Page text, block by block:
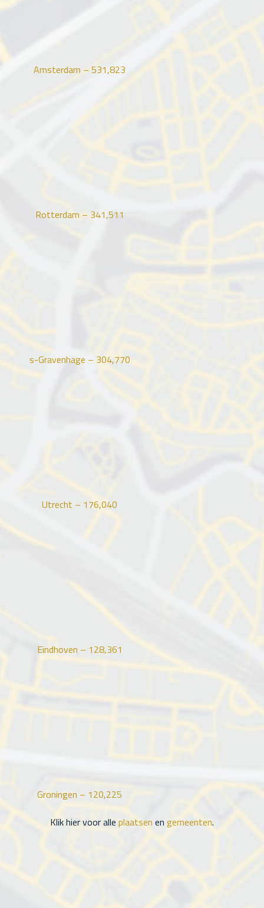
Amsterdam – 531,823
Rotterdam – 341,511
s-Gravenhage – 304,770
Utrecht – 176,040
Eindhoven – 128,361
Groningen – 120,225
Klik hier voor alle plaatsen en gemeenten.